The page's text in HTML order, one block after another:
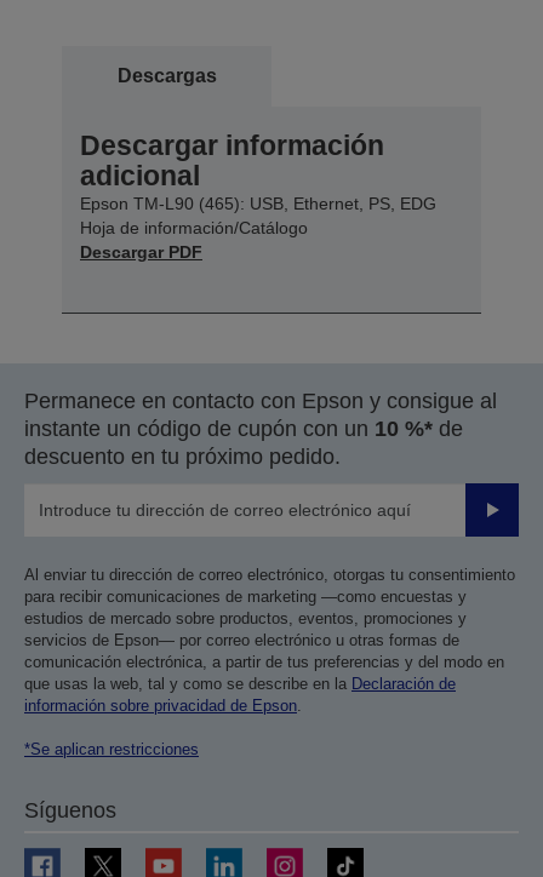
Descargas
Descargar información
adicional
Epson TM-L90 (465): USB, Ethernet, PS, EDG
Hoja de información/Catálogo
Descargar PDF
Permanece en contacto con Epson y consigue al
instante un código de cupón con un 10 %* de
descuento en tu próximo pedido.
Enviar
Al enviar tu dirección de correo electrónico, otorgas tu consentimiento
para recibir comunicaciones de marketing —como encuestas y
estudios de mercado sobre productos, eventos, promociones y
servicios de Epson— por correo electrónico u otras formas de
comunicación electrónica, a partir de tus preferencias y del modo en
que usas la web, tal y como se describe en la Declaración de
información sobre privacidad de Epson.
*Se aplican restricciones
Síguenos